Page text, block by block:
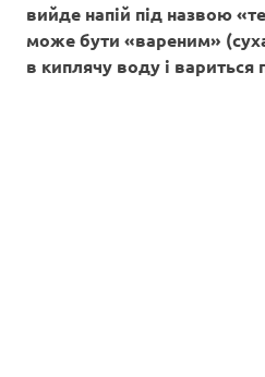
вийде напій під назвою
може бути «вареним»
в киплячу воду і вариться